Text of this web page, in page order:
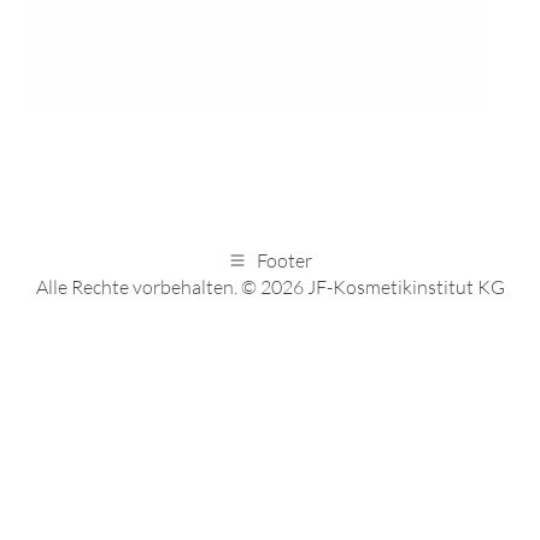
Footer
Alle Rechte vorbehalten. © 2026 JF-Kosmetikinstitut KG